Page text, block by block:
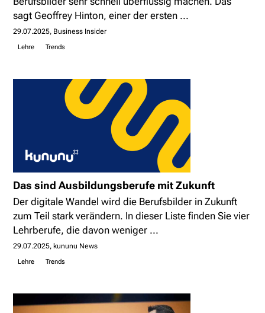
sagt Geoffrey Hinton, einer der ersten ...
29.07.2025 Business Insider
Lehre Trends
Das sind Ausbildungsberufe mit Zukunft
Der digitale Wandel wird die Berufsbilder in Zukunft
zum Teil stark verändern. In dieser Liste finden Sie vier
Lehrberufe, die davon weniger ...
29.07.2025 kununu News
Lehre Trends